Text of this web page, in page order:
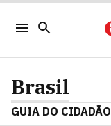
Brasil
GUIA DO CIDADÃO